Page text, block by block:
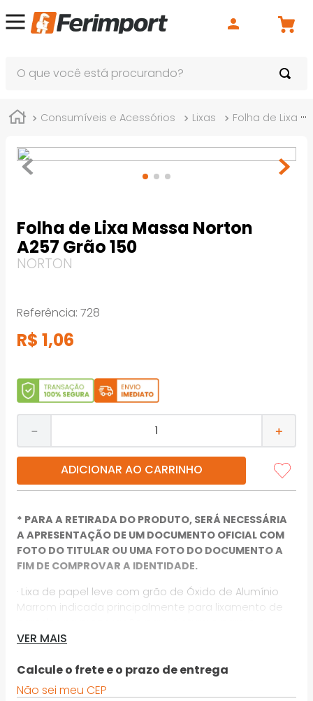
Consumíveis e Acessórios Lixas Folha de Lixa
Folha de Lixa Massa Norton
A257 Grão 150
NORTON
Referência: 728
R$ 1,06
＋
－
ADICIONAR AO CARRINHO
* PARA A RETIRADA DO PRODUTO, SERÁ NECESSÁRIA
A APRESENTAÇÃO DE UM DOCUMENTO OFICIAL COM
FOTO DO TITULAR OU UMA FOTO DO DOCUMENTO A
FIM DE COMPROVAR A IDENTIDADE.
· Lixa de papel leve com grão de Óxido de Alumínio
Marrom indicada principalmente para lixamento de
lixamento de madeiras. Utilizada na remoção de
proporcionando excelente acabamento
· Ótimo acabamento, Corte contínuo
VER MAIS
Calcule o frete e o prazo de entrega
Não sei meu CEP